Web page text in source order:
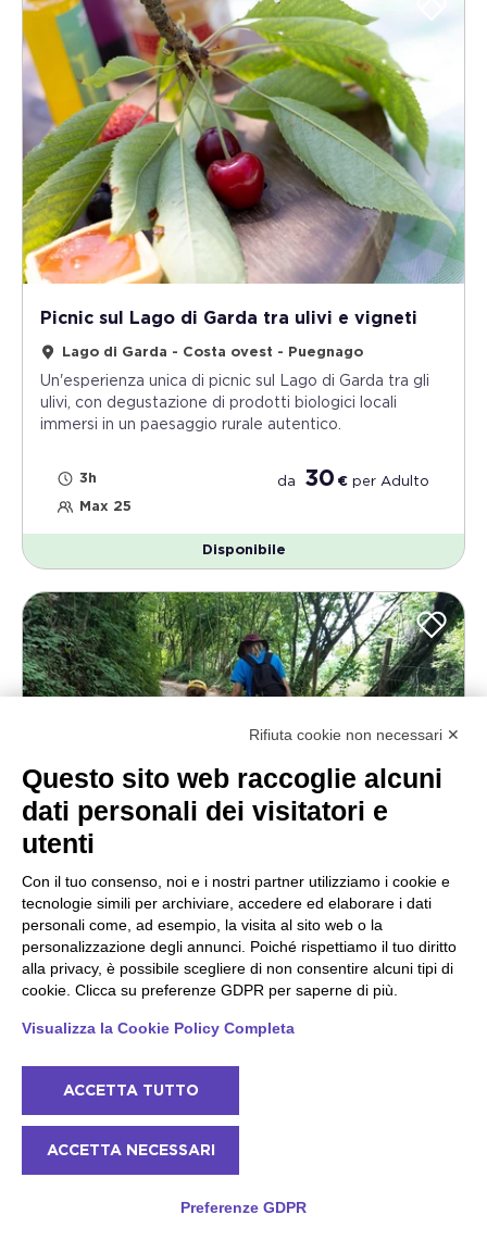
Picnic sul Lago di Garda tra ulivi e vigneti
Lago di Garda - Costa ovest - Puegnago
Un'esperienza unica di picnic sul Lago di Garda tra gli
ulivi, con degustazione di prodotti biologici locali
immersi in un paesaggio rurale autentico.
3h
Max 25
da 30 € per Adulto
Disponibile
Trekking nel bosco mezza giornata da
Navazzo al castello di Gaino
Lago di Garda - Costa ovest - Gargnano
Una guida alpina professionista vi accompagnerà in una
4h
Max 12
Rifiuta cookie non necessari ✕
Questo sito web raccoglie alcuni
dati personali dei visitatori e
utenti
Con il tuo consenso, noi e i nostri partner utilizziamo i cookie e
tecnologie simili per archiviare, accedere ed elaborare i dati
personali come, ad esempio, la visita al sito web o la
personalizzazione degli annunci. Poiché rispettiamo il tuo diritto
alla privacy, è possibile scegliere di non consentire alcuni tipi di
cookie. Clicca su preferenze GDPR per saperne di più.
Visualizza la Cookie Policy Completa
ACCETTA TUTTO
ACCETTA NECESSARI
Preferenze GDPR